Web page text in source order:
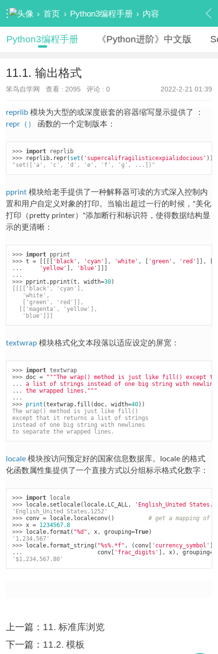
› 首页 › Python3编程手册 › 内容
Python3编程手册 《Python进阶》中文版
11.1. 输出格式
2022-2-21 01:39
笨鸟自学网 查看 : 2095 评论 : 0
reprlib模块为大型的或深度嵌套的容器缩写显示提供了 ：
repr（）
函数的一个定制版本：
>>> import
reprlib
>>>
reprlib. repr( set ( 'supercalifragilisticexpialidocious' ))
"set(['a', 'c', 'd', 'e', 'f', 'g', ...])"
pprint模块给老手提供了一种解释器可读的方式深入控制内
置和用户自定义对象的打印。当输出超过一行的时候，"美化
打印（pretty printer）"添加断行和标识符，使得数据结构显
示的更清晰：
>>> import pprint
>>> t = 'black' , 'cyan' ], 'white' , 'green' , 'red' ]],
...
'yellow' ], 'blue'
...
>>> pprint . pprint (t , width=30)
[[[['black', 'cyan'],
   'white',
   ['green', 'red']],
  [['magenta', 'yellow'],
   'blue']]]
textwrap模块格式化文本段落以适应设定的屏宽：
>>> import textwrap
>>> doc =
"""The wrap() method is just like fill() except
... a list of strings instead of one big string with
... the wrapped lines."""
...
>>> print (textwrap. fill (doc, width=40))
The wrap() method is just like fill()
except that it returns a list of strings
instead of one big string with newlines
to separate the wrapped lines.
locale模块按访问预定好的国家信息数据库。locale 的格式
化函数属性集提供了一个直接方式以分组标示格式化数字：
>>> import
locale
>>>
locale. setlocale( locale. LC_ALL,
'English_United
'English_United States.1252'
>>> conv = locale. localeconv()
# get a mapping of
>>> x = 1234567.8
>>>
locale. format ( "%d " , x, grouping=True)
'1,234,567'
>>>
locale. format_string ( "%s%.*f" , ( conv[ 'currency_symbol'
...
conv[ 'frac_digits' ], x), grouping=
'$1,234,567.80'
上一篇： 11. 标准库浏览
下一篇： 11.2. 模板